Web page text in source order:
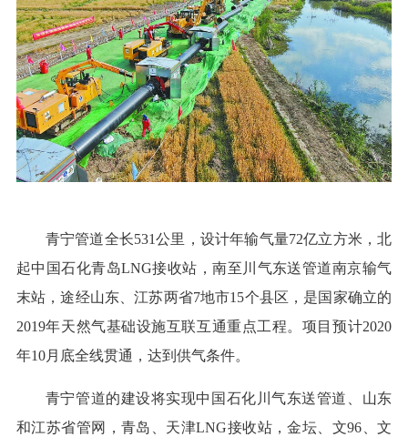
青宁管道全长531公里，设计年输气量72亿立方米，北
起中国石化青岛LNG接收站，南至川气东送管道南京输气
末站，途经山东、江苏两省7地市15个县区，是国家确立的
2019年天然气基础设施互联互通重点工程。项目预计2020
年10月底全线贯通，达到供气条件。
青宁管道的建设将实现中国石化川气东送管道、山东
和江苏省管网，青岛、天津LNG接收站，金坛、文96、文